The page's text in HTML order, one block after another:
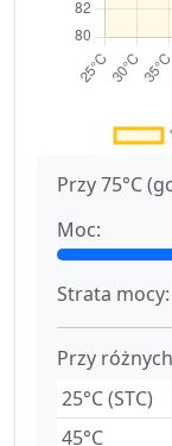
Przy 75°C
Moc:
Strata mocy:
Przy
25°C (STC)
45°C